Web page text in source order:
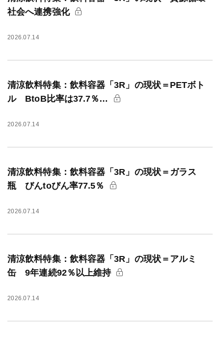
社会へ連携強化
2026.07.14
清涼飲料特集：飲料容器「3R」の現状＝PETボト
ル BtoB比率は37.7％…
2026.07.14
清涼飲料特集：飲料容器「3R」の現状＝ガラス
瓶 びんtoびん率77.5％
2026.07.14
清涼飲料特集：飲料容器「3R」の現状＝アルミ
缶 9年連続92％以上維持
2026.07.14